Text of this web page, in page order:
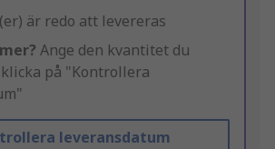
är redo att levereras
Ange den kvantitet du
på "Kontrollera
leveransdatum